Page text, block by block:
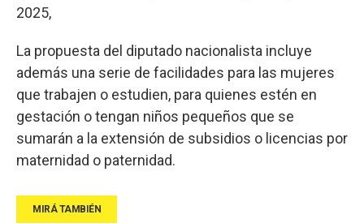
2025,
La propuesta del diputado nacionalista incluye
además una serie de facilidades para las mujeres
que trabajen o estudien, para quienes estén en
gestación o tengan niños pequeños que se
sumarán a la extensión de subsidios o licencias por
maternidad o paternidad.